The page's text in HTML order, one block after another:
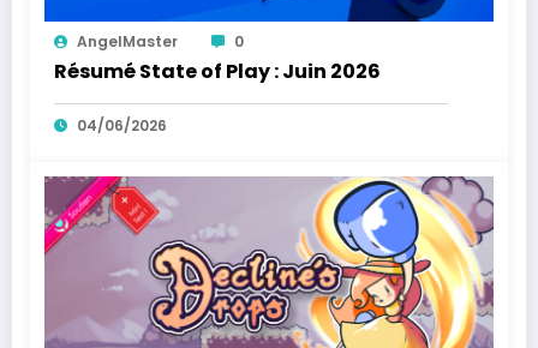
AngelMaster 0
Résumé State of Play : Juin 2026
04/06/2026